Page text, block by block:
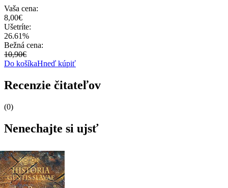
Vaša cena:
8,00€
Ušetríte:
26.61%
Bežná cena:
10,90€
Do košíkaHneď kúpiť
Recenzie čitateľov
(0)
Nenechajte si ujsť